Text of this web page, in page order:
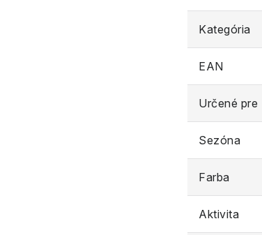
Kategória
EAN
Určené pre
Sezóna
Farba
Aktivita